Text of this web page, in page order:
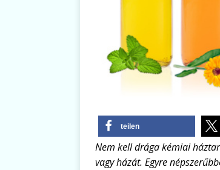
teilen
Nem kell drága kémiai
vagy házát. Egyre